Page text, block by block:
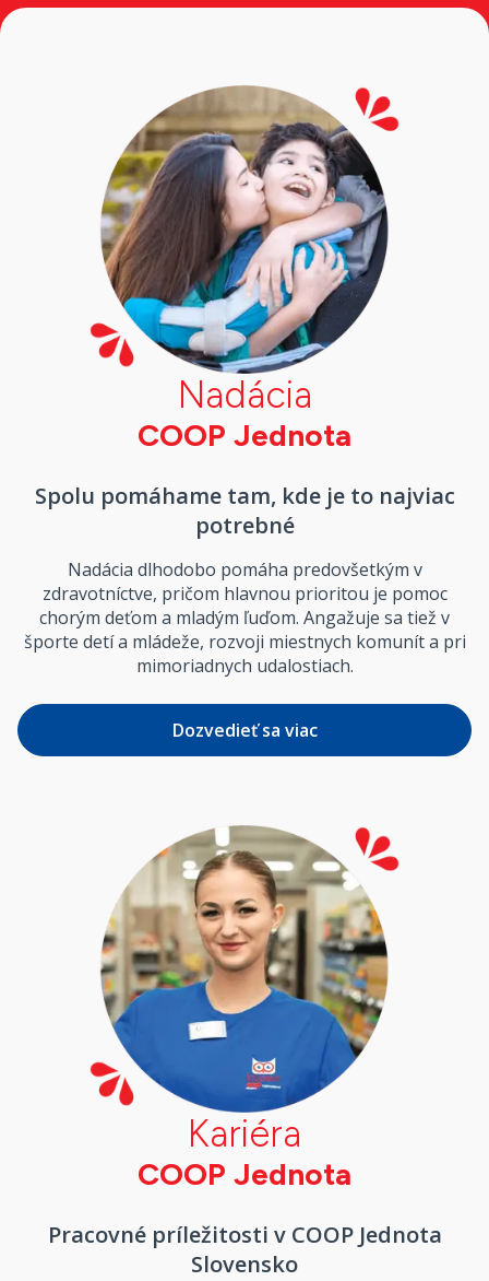
Nadácia
COOP Jednota
Spolu pomáhame tam, kde je to najviac
potrebné
Nadácia dlhodobo pomáha predovšetkým v
zdravotníctve, pričom hlavnou prioritou je pomoc
chorým deťom a mladým ľuďom. Angažuje sa tiež v
športe detí a mládeže, rozvoji miestnych komunít a pri
mimoriadnych udalostiach.
Dozvedieť sa viac
Kariéra
COOP Jednota
Pracovné príležitosti v COOP Jednota
Slovensko